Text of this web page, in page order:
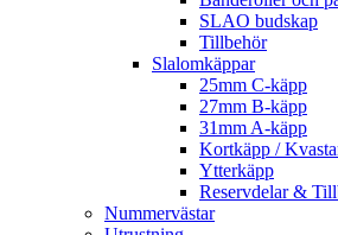
SLAO budskap
Tillbehör
Slalomkäppar
25mm C-käpp
27mm B-käpp
31mm A-käpp
Kortkäpp /
Ytterkäpp
Reservdelar &
Nummervästar